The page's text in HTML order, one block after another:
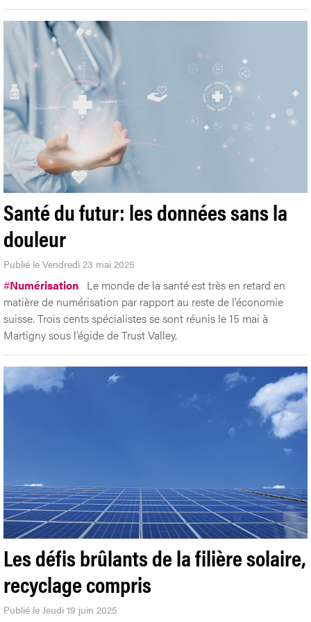
Santé du futur: les données sans la
douleur
Publié le Vendredi 23 mai 2025
#Numérisation Le monde de la santé est très en retard en
matière de numérisation par rapport au reste de l’économie
suisse. Trois cents spécialistes se sont réunis le 15 mai à
Martigny sous l’égide de Trust Valley.
Les défis brûlants de la filière solaire,
recyclage compris
Publié le Jeudi 19 juin 2025